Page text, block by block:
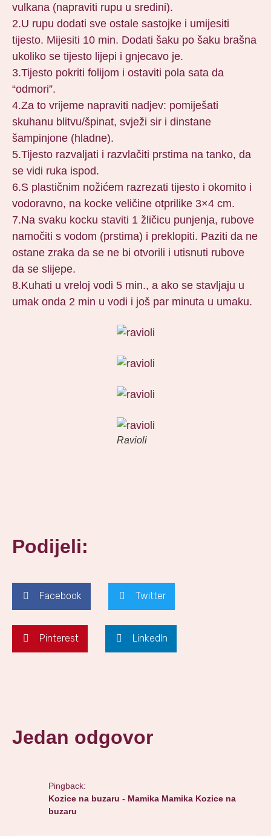
vulkana (napraviti rupu u sredini).
2.U rupu dodati sve ostale sastojke i umijesiti
tijesto. Mijesiti 10 min. Dodati šaku po šaku brašna
ukoliko se tijesto lijepi i gnjecavo je.
3.Tijesto pokriti folijom i ostaviti pola sata da
“odmori”.
4.Za to vrijeme napraviti nadjev: pomiješati
skuhanu blitvu/špinat, svježi sir i dinstane
šampinjone (hladne).
5.Tijesto razvaljati i razvlačiti prstima na tanko, da
se vidi ruka ispod.
6.S plastičnim nožićem razrezati tijesto i okomito i
vodoravno, na kocke veličine otprilike 3×4 cm.
7.Na svaku kocku staviti 1 žličicu punjenja, rubove
namočiti s vodom (prstima) i preklopiti. Paziti da ne
ostane zraka da se ne bi otvorili i utisnuti rubove
da se slijepe.
8.Kuhati u vreloj vodi 5 min., a ako se stavljaju u
umak onda 2 min u vodi i još par minuta u umaku.
Ravioli
Podijeli:
Facebook Twitter
Pinterest LinkedIn
Jedan odgovor
Pingback:
Kozice na buzaru - Mamika Mamika Kozice na
buzaru